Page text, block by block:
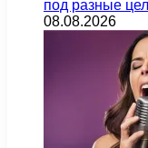
под разные
08.08.2026